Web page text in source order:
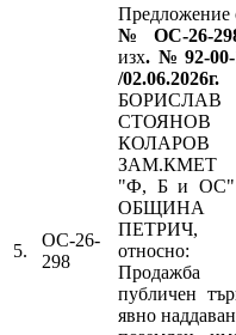
5.
ОС-26-
298
Предложение
№ОС-26-
изх.№92-00-
/
БОРИСЛАВ
СТОЯНОВ
"Ф, Б и
ОБЩИНА
ПЕТРИЧ,
относно:
Продажба
публичен
явно